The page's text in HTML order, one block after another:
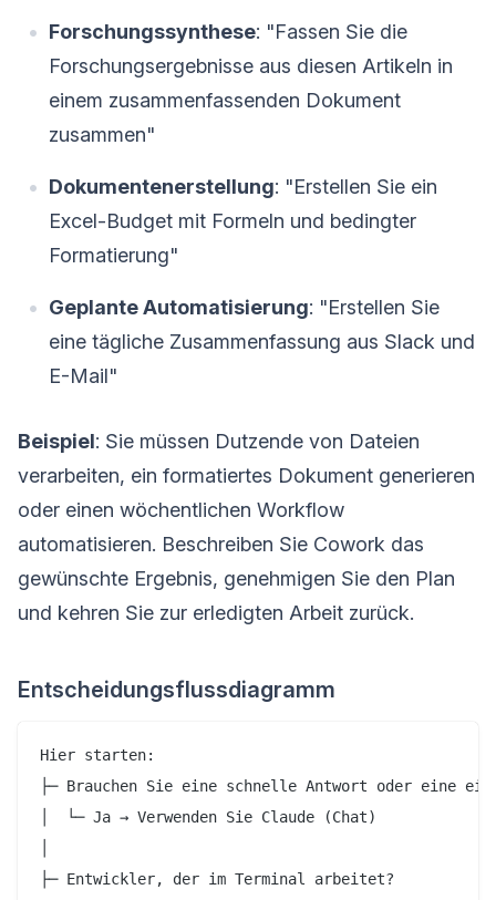
Forschungssynthese: "Fassen Sie die
Forschungsergebnisse aus diesen Artikeln in
einem zusammenfassenden Dokument
zusammen"
Dokumentenerstellung: "Erstellen Sie ein
Excel-Budget mit Formeln und bedingter
Formatierung"
Geplante Automatisierung: "Erstellen Sie
eine tägliche Zusammenfassung aus Slack und
E-Mail"
Beispiel: Sie müssen Dutzende von Dateien
verarbeiten, ein formatiertes Dokument generieren
oder einen wöchentlichen Workflow
automatisieren. Beschreiben Sie Cowork das
gewünschte Ergebnis, genehmigen Sie den Plan
und kehren Sie zur erledigten Arbeit zurück.
Entscheidungsflussdiagramm
Hier starten:
├─ Brauchen Sie eine schnelle Antwort oder eine
│  └─ Ja → Verwenden Sie Claude (Chat)
├─ Entwickler, der im Terminal arbeitet?